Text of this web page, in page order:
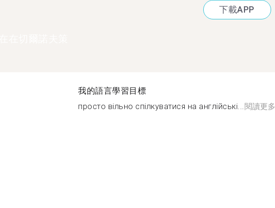
下載APP
我的語言學習目標
просто вільно спілкуватися на англійські... 閱讀更多